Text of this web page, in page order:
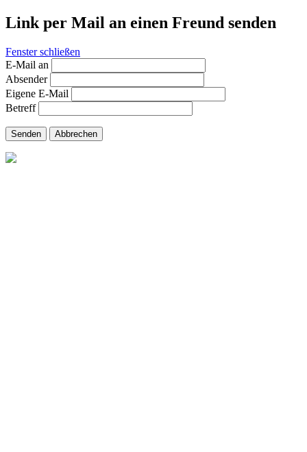
Link per Mail an einen Freund senden
Fenster schließen
E-Mail an
Absender
Eigene E-Mail
Betreff
Senden Abbrechen